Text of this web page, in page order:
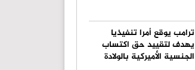
ترامب يوقع أمرا تنفيذيا
يهدف لتقييد حق اكتساب
الجنسية الأميركية بالولادة